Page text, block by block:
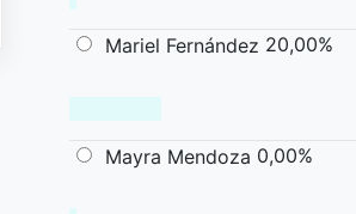
Mariel Fernández 20,00%
Mayra Mendoza 0,00%